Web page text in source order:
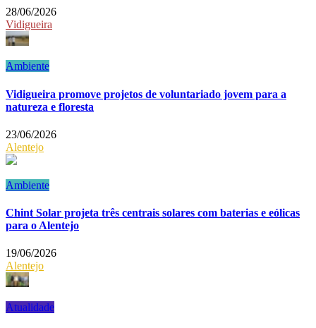
28/06/2026
Vidigueira
Ambiente
Vidigueira promove projetos de voluntariado jovem para a
natureza e floresta
23/06/2026
Alentejo
Ambiente
Chint Solar projeta três centrais solares com baterias e eólicas
para o Alentejo
19/06/2026
Alentejo
Atualidade